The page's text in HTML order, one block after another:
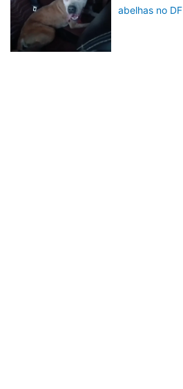
abelhas no DF